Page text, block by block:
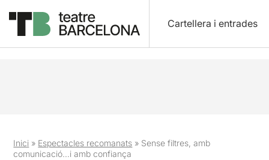
Cartellera i entrades
Inici » Espectacles recomanats » Sense filtres, amb
comunicació…i amb confiança